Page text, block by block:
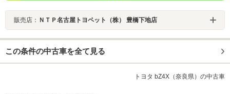
販売店： ＮＴＰ名古屋トヨペット（株） 豊橋下地店
この条件の中古車を全て見る
トヨタ bZ4X（奈良県）の中古車